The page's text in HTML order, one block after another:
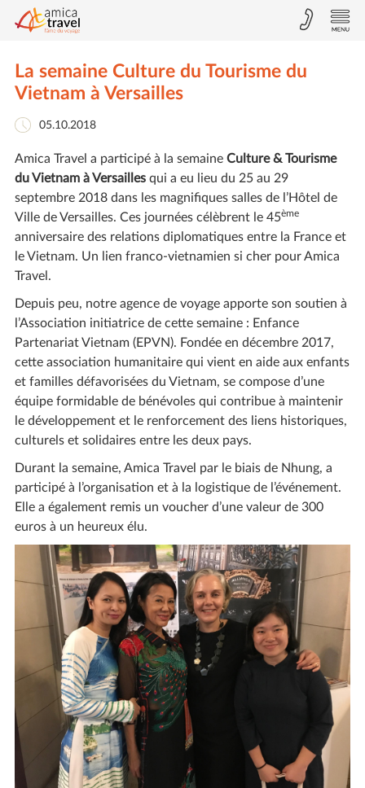
La semaine Culture du Tourisme du
Vietnam à Versailles
05.10.2018
Amica Travel a participé à la semaine Culture & Tourisme
du Vietnam à Versaillesqui a eu lieu du 25 au 29
septembre 2018 dans les magnifiques salles de l’Hôtel de
Ville de Versailles. Ces journées célèbrent le 45ème
anniversaire des relations diplomatiques entre la France et
le Vietnam. Un lien franco-vietnamien si cher pour Amica
Travel.
Depuis peu, notre agence de voyage apporte son soutien à
l’Association initiatrice de cette semaine : Enfance
Partenariat Vietnam (EPVN). Fondée en décembre 2017,
cette association humanitaire qui vient en aide aux enfants
et familles défavorisées du Vietnam, se compose d’une
équipe formidable de bénévoles qui contribue à maintenir
le développement et le renforcement des liens historiques,
culturels et solidaires entre les deux pays.
Durant la semaine, Amica Travel par le biais de Nhung, a
participé à l’organisation et à la logistique de l’événement.
Elle a également remis un voucher d’une valeur de 300
euros à un heureux élu.